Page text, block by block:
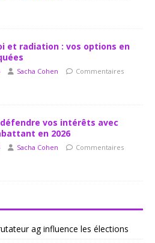
et radiation : vos options en
Sacha Cohen
Commentaires
vos intérêts avec
en 2026
Sacha Cohen
Commentaires
ag influence les élections